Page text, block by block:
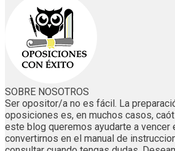
SOBRE NOSOTROS
Ser opositor/a no es fácil. La
oposiciones es, en muchos casos,
este blog queremos ayudarte a vencer
convertirnos en el manual de